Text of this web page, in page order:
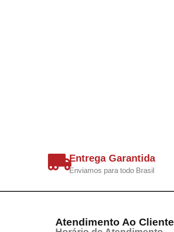
Entrega Garantida
Enviamos para todo Brasil
Atendimento Ao Cliente